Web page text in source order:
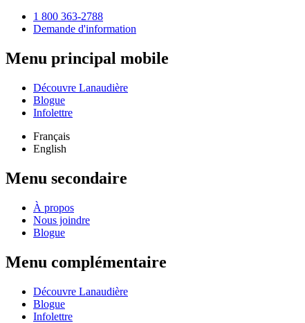
1 800 363-2788
Demande d'information
Menu principal mobile
Découvre Lanaudière
Blogue
Infolettre
Français
English
Menu secondaire
À propos
Nous joindre
Blogue
Menu complémentaire
Découvre Lanaudière
Blogue
Infolettre